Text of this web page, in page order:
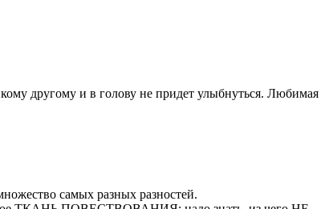
другому и в голову не придет улыбнуться. Любимая
самых разных разностей.